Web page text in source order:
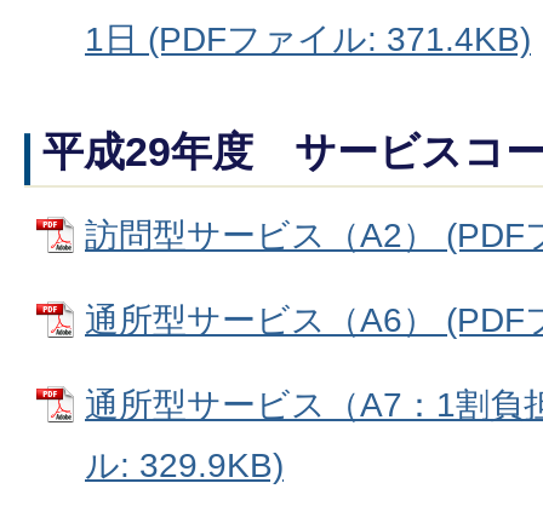
1日 (PDFファイル: 371.4KB)
平成29年度 サービスコ
訪問型サービス（A2） (PDF
通所型サービス（A6） (PDF
通所型サービス（A7：1割負
ル: 329.9KB)